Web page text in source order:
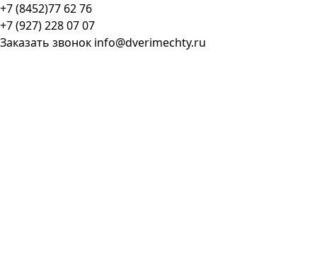
+7 (8452)77 62 76
+7 (927) 228 07 07
Заказать звонок info@dverimechty.ru